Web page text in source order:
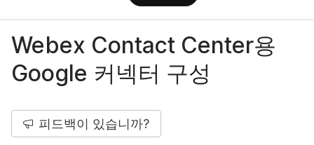
Webex Contact Center용
Google 커넥터 구성
피드백이 있습니까?